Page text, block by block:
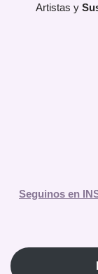
Artistas y
Seguinos en